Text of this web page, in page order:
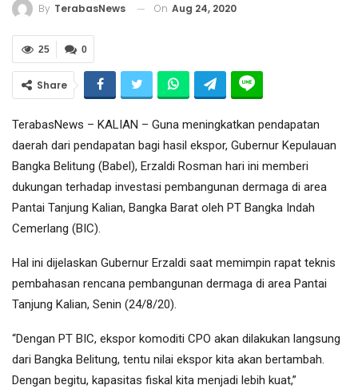
By TerabasNews On Aug 24, 2020
0
25
Share
TerabasNews – KALIAN – Guna meningkatkan pendapatan
daerah dari pendapatan bagi hasil ekspor, Gubernur Kepulauan
Bangka Belitung (Babel), Erzaldi Rosman hari ini memberi
dukungan terhadap investasi pembangunan dermaga di area
Pantai Tanjung Kalian, Bangka Barat oleh PT Bangka Indah
Cemerlang (BIC).
Hal ini dijelaskan Gubernur Erzaldi saat memimpin rapat teknis
pembahasan rencana pembangunan dermaga di area Pantai
Tanjung Kalian, Senin (24/8/20).
“Dengan PT BIC, ekspor komoditi CPO akan dilakukan langsung
dari Bangka Belitung, tentu nilai ekspor kita akan bertambah.
Dengan begitu, kapasitas fiskal kita menjadi lebih kuat,”